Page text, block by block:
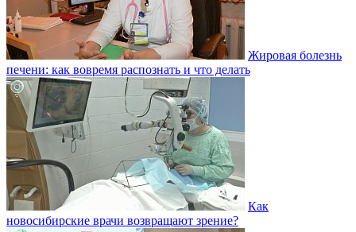
Жировая болезнь
печени: как вовремя распознать и что делать
Как
новосибирские врачи возвращают зрение?